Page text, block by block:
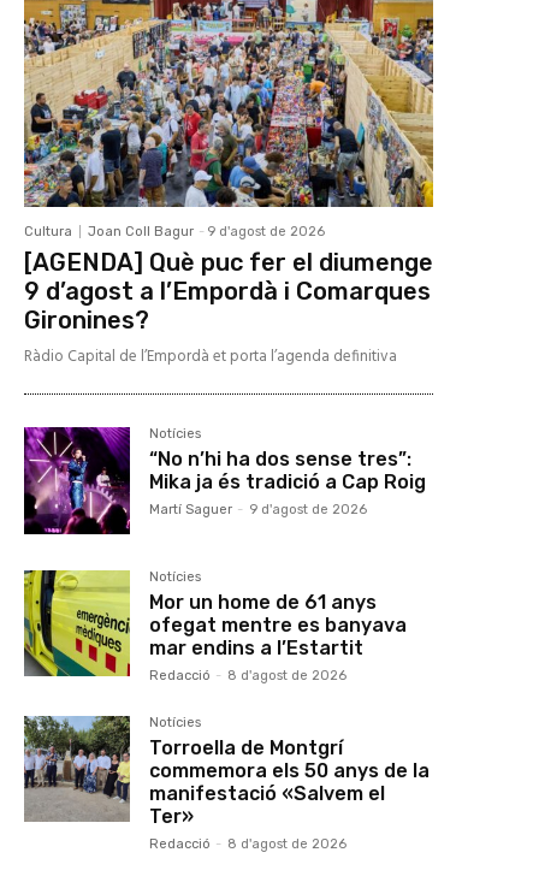
Cultura Joan Coll Bagur - 9 d'agost de 2026
[AGENDA] Què puc fer el diumenge
9 d’agost a l’Empordà i Comarques
Gironines?
Ràdio Capital de l’Empordà et porta l’agenda definitiva
Notícies
“No n’hi ha dos sense tres”:
Mika ja és tradició a Cap Roig
Martí Saguer - 9 d'agost de 2026
Notícies
Mor un home de 61 anys
ofegat mentre es banyava
mar endins a l’Estartit
Redacció - 8 d'agost de 2026
Notícies
Torroella de Montgrí
commemora els 50 anys de la
manifestació «Salvem el
Ter»
Redacció - 8 d'agost de 2026